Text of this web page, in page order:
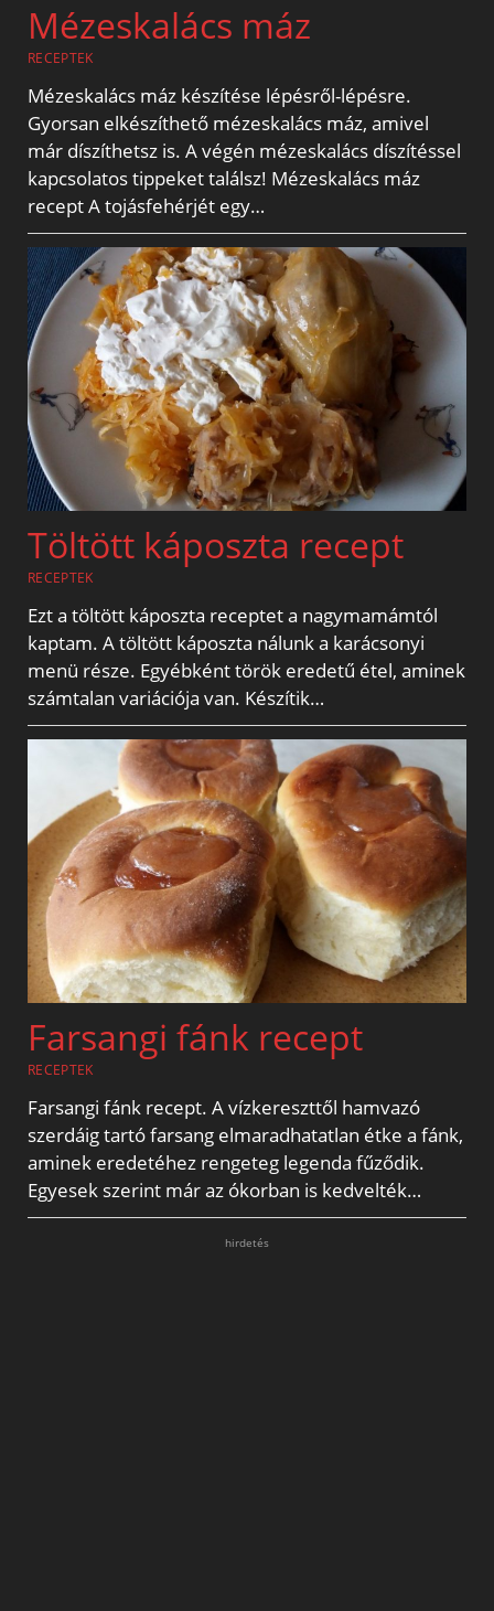
Mézeskalács máz
RECEPTEK
Mézeskalács máz készítése lépésről-lépésre.
Gyorsan elkészíthető mézeskalács máz, amivel
már díszíthetsz is. A végén mézeskalács díszítéssel
kapcsolatos tippeket találsz! Mézeskalács máz
recept A tojásfehérjét egy…
Töltött káposzta recept
RECEPTEK
Ezt a töltött káposzta receptet a nagymamámtól
kaptam. A töltött káposzta nálunk a karácsonyi
menü része. Egyébként török eredetű étel, aminek
számtalan variációja van. Készítik…
Farsangi fánk recept
RECEPTEK
Farsangi fánk recept. A vízkereszttől hamvazó
szerdáig tartó farsang elmaradhatatlan étke a fánk,
aminek eredetéhez rengeteg legenda fűződik.
Egyesek szerint már az ókorban is kedvelték…
hirdetés